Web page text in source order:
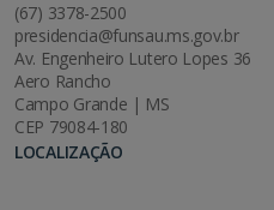
(67) 3378-2500
presidencia@funsau.ms.gov.br
Av. Engenheiro Lutero Lopes 36
Aero Rancho
Campo Grande | MS
CEP 79084-180
LOCALIZAÇÃO